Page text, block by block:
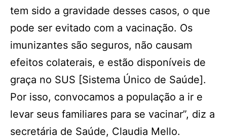
tem sido a gravidade desses casos, o que
pode ser evitado com a vacinação. Os
imunizantes são seguros, não causam
efeitos colaterais, e estão disponíveis de
graça no SUS [Sistema Único de Saúde].
Por isso, convocamos a população a ir e
levar seus familiares para se vacinar”, diz a
secretária de Saúde, Claudia Mello.